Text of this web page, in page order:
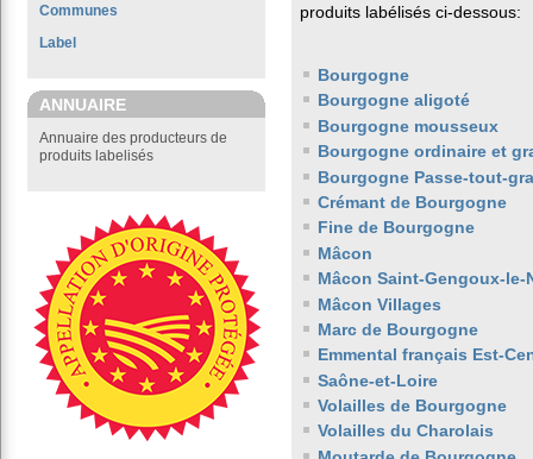
Communes
Label
ANNUAIRE
Annuaire des producteurs de
produits labelisés
produits labélisés ci-dessous:
Bourgogne
Bourgogne aligoté
Bourgogne mousseux
Bourgogne ordinaire et
Bourgogne Passe-tout-
Crémant de Bourgogne
Fine de Bourgogne
Mâcon
Mâcon Saint-Gengoux-le-
Mâcon Villages
Marc de Bourgogne
Emmental français Est-
Saône-et-Loire
Volailles de Bourgogne
Volailles du Charolais